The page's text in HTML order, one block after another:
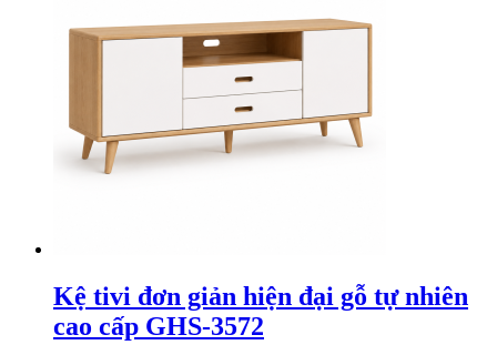
Kệ tivi đơn giản hiện đại gỗ tự nhiên
cao cấp GHS-3572